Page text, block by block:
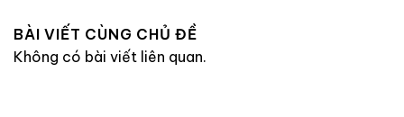
BÀI VIẾT CÙNG CHỦ ĐỀ
Không có bài viết liên quan.